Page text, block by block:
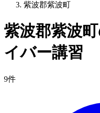
紫波郡紫波町
紫波郡紫波
イバー講習
9件